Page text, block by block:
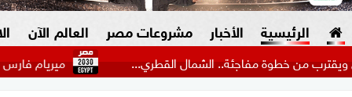
الرئيسية الأخبار مشروعات مصر العالم الآن
ميريام فارس تحيى خطوة مفاجئة.. الشمال القطري...